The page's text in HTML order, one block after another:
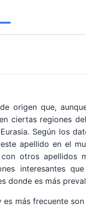
origen que,
ciertas regiones
Según los
apellido en el
otros apellidos
interesantes
donde es más
más frecuente